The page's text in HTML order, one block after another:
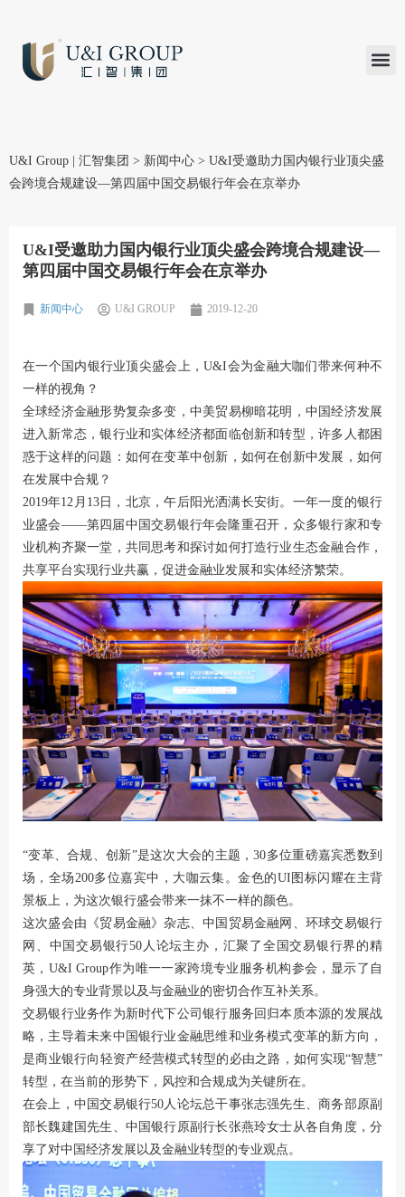
U&I Group | 汇智集团 > 新闻中心 > U&I受邀助力国内银行业顶尖盛
会跨境合规建设—第四届中国交易银行年会在京举办
U&I受邀助力国内银行业顶尖盛会跨境合规建设—
第四届中国交易银行年会在京举办
新闻中心 U&I GROUP 2019-12-20
在一个国内银行业顶尖盛会上，U&I会为金融大咖们带来何种不
一样的视角？
全球经济金融形势复杂多变，中美贸易柳暗花明，中国经济发展
进入新常态，银行业和实体经济都面临创新和转型，许多人都困
惑于这样的问题：如何在变革中创新，如何在创新中发展，如何
在发展中合规？
2019年12月13日，北京，午后阳光洒满长安街。一年一度的银行
业盛会——第四届中国交易银行年会隆重召开，众多银行家和专
业机构齐聚一堂，共同思考和探讨如何打造行业生态金融合作，
共享平台实现行业共赢，促进金融业发展和实体经济繁荣。
“变革、合规、创新”是这次大会的主题，30多位重磅嘉宾悉数到
场，全场200多位嘉宾中，大咖云集。金色的UI图标闪耀在主背
景板上，为这次银行盛会带来一抹不一样的颜色。
这次盛会由《贸易金融》杂志、中国贸易金融网、环球交易银行
网、中国交易银行50人论坛主办，汇聚了全国交易银行界的精
英，U&I Group作为唯一一家跨境专业服务机构参会，显示了自
身强大的专业背景以及与金融业的密切合作互补关系。
交易银行业务作为新时代下公司银行服务回归本质本源的发展战
略，主导着未来中国银行业金融思维和业务模式变革的新方向，
是商业银行向轻资产经营模式转型的必由之路，如何实现“智慧”
转型，在当前的形势下，风控和合规成为关键所在。
在会上，中国交易银行50人论坛总干事张志强先生、商务部原副
部长魏建国先生、中国银行原副行长张燕玲女士从各自角度，分
享了对中国经济发展以及金融业转型的专业观点。